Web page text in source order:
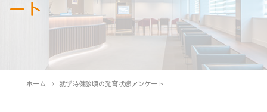
ート
ホーム 就学時健診頃の発育状態アンケート